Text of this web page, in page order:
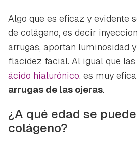
Algo que es eficaz y evidente
de colágeno, es decir
arrugas, aportan luminosidad
flacidez facial. Al igual que las
ácido hialurónico, es muy
arrugas de las ojeras.
¿A qué edad se
colágeno?